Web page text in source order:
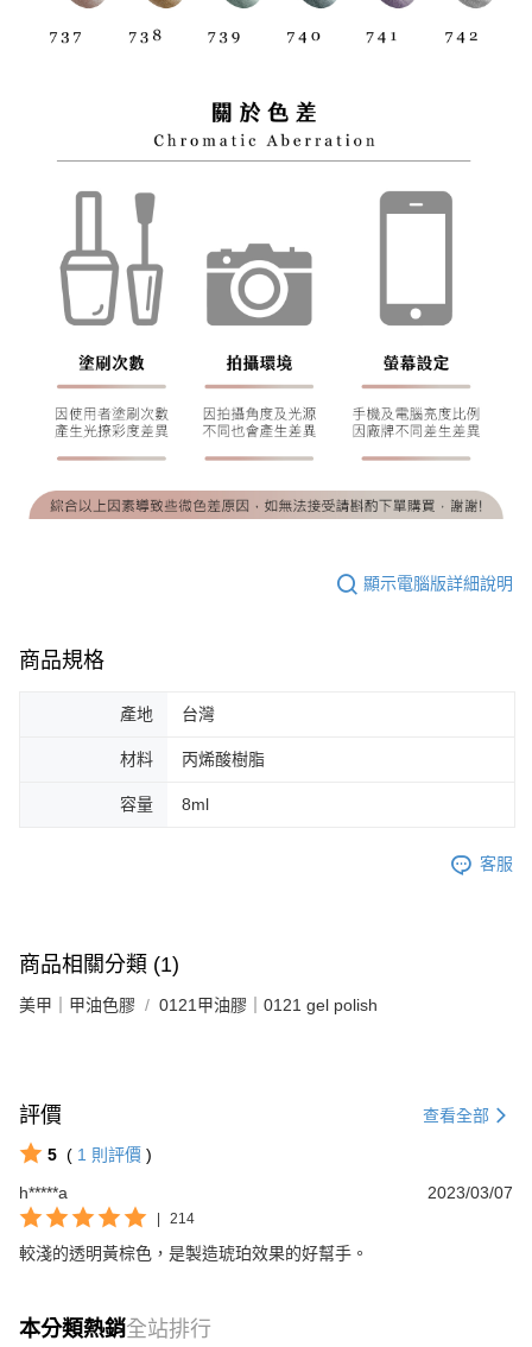
顯示電腦版詳細說明
商品規格
產地 台灣
材料 丙烯酸樹脂
容量 8ml
客服
商品相關分類 (1)
美甲｜甲油色膠 0121甲油膠｜0121 gel polish
評價 查看全部
5 ( 1 則評價 )
h*****a
2023/03/07
| 214
較淺的透明黃棕色，是製造琥珀效果的好幫手。
本分類熱銷全站排行